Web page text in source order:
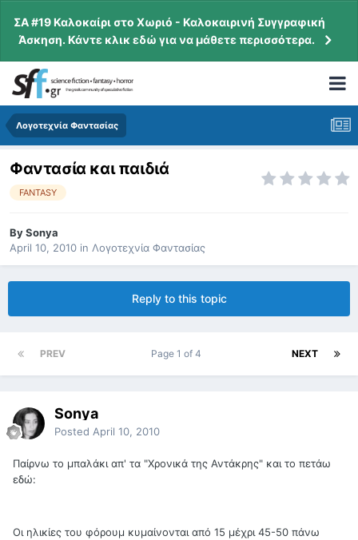
ΣΑ #19 Καλοκαίρι στο Χωριό - Καλοκαιρινή Συγγραφική
Άσκηση. Κάντε κλικ εδώ για να μάθετε περισσότερα.
Λογοτεχνία Φαντασίας
Φαντασία και παιδιά
FANTASY
BySonya
April 10, 2010 in Λογοτεχνία Φαντασίας
Reply to this topic
PREV NEXT
Page 1 of 4
Sonya
Posted April 10, 2010
Παίρνω το μπαλάκι απ' τα "Χρονικά της Αντάκρης" και το πετάω
εδώ:
Οι ηλικίες του φόρουμ κυμαίνονται από 15 μέχρι 45-50 πάνω